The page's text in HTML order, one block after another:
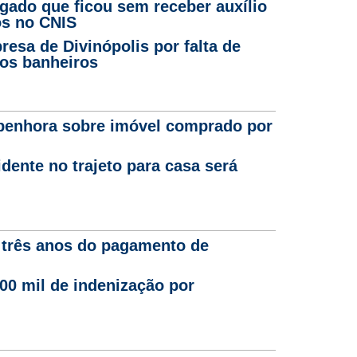
que ficou sem receber auxílio
no CNIS
de Divinópolis por falta de
banheiros
sobre imóvel comprado por
no trajeto para casa será
anos do pagamento de
mil de indenização por